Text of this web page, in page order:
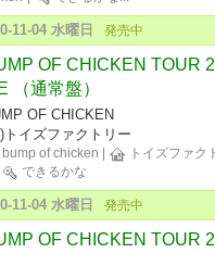
11-04 水曜日 発売中
OF CHICKEN TOUR
（通常盤）
OF CHICKEN
トイズファクトリー
bump of chicken
トイズファク
できるかな
11-04 水曜日 発売中
OF CHICKEN TOUR